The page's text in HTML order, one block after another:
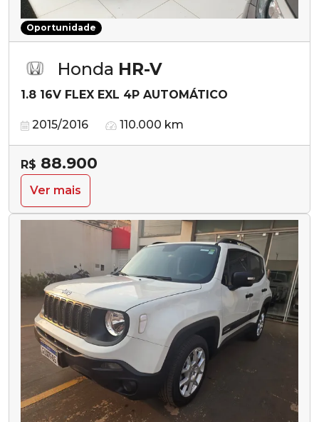
Oportunidade
Honda HR-V
1.8 16V FLEX EXL 4P AUTOMÁTICO
2015/2016 110.000 km
R$ 88.900
Ver mais